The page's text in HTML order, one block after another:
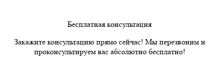
Бесплатная консультация
Закажите консультацию прямо сейчас! Мы перезвоним и
проконсультируем вас абсолютно бесплатно!